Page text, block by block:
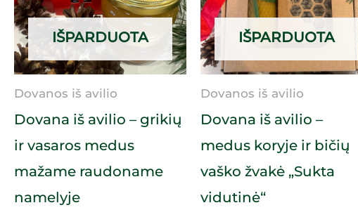
IŠPARDUOTA
Dovanos iš avilio
Dovana iš avilio – grikių
ir vasaros medus
mažame raudoname
namelyje
IŠPARDUOTA
Dovanos iš avilio
Dovana iš avilio –
medus koryje ir bičių
vaško žvakė „Sukta
vidutinė“